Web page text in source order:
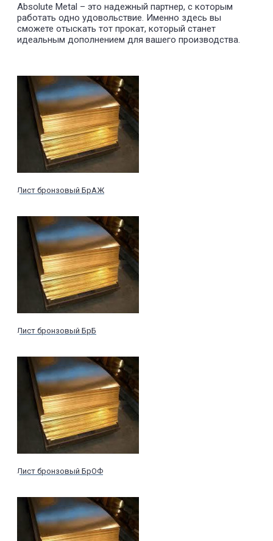
Absolute Metal – это надежный партнер, с которым
работать одно удовольствие. Именно здесь вы
сможете отыскать тот прокат, который станет
идеальным дополнением для вашего производства.
Лист бронзовый БрАЖ
Лист бронзовый БрБ
Лист бронзовый БрОФ